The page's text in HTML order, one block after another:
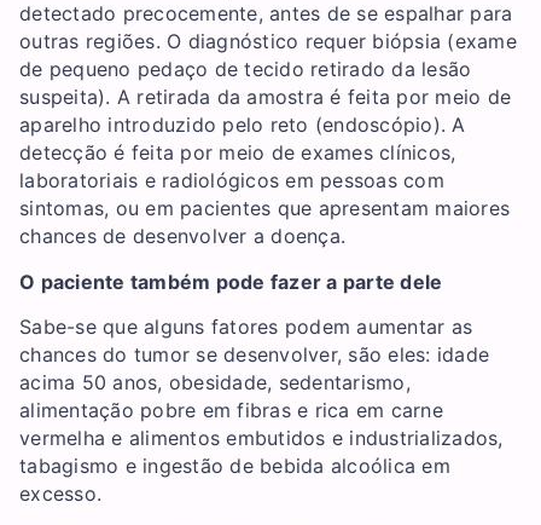
detectado precocemente, antes de se espalhar para
outras regiões. O diagnóstico requer biópsia (exame
de pequeno pedaço de tecido retirado da lesão
suspeita). A retirada da amostra é feita por meio de
aparelho introduzido pelo reto (endoscópio). A
detecção é feita por meio de exames clínicos,
laboratoriais e radiológicos em pessoas com
sintomas, ou em pacientes que apresentam maiores
chances de desenvolver a doença.
O paciente também pode fazer a parte dele
Sabe-se que alguns fatores podem aumentar as
chances do tumor se desenvolver, são eles: idade
acima 50 anos, obesidade, sedentarismo,
alimentação pobre em fibras e rica em carne
vermelha e alimentos embutidos e industrializados,
tabagismo e ingestão de bebida alcoólica em
excesso.